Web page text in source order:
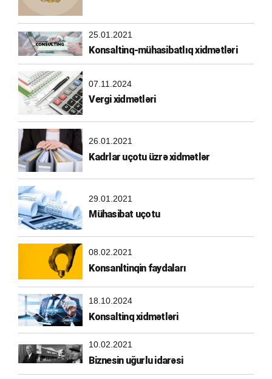
25.01.2021
Konsaltinq-mühasibatlıq xidmətləri
07.11.2024
Vergi xidmətləri
26.01.2021
Kadrlar uçotu üzrə xidmətlər
29.01.2021
Mühasibat uçotu
08.02.2021
Konsanltinqin faydaları
18.10.2024
Konsaltinq xidmətləri
10.02.2021
Biznesin uğurlu idarəsi